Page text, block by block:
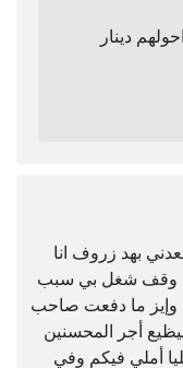
احولهم دينار
بهد زروف انا
بس وقف شغل بي سبب
وإيز ما دفعت صاحب
أجر المحسنين
أملي فيكم وفي